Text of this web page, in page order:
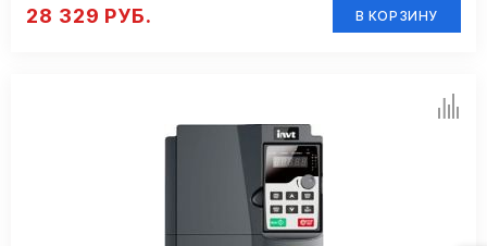
28 329 РУБ. В КОРЗИНУ